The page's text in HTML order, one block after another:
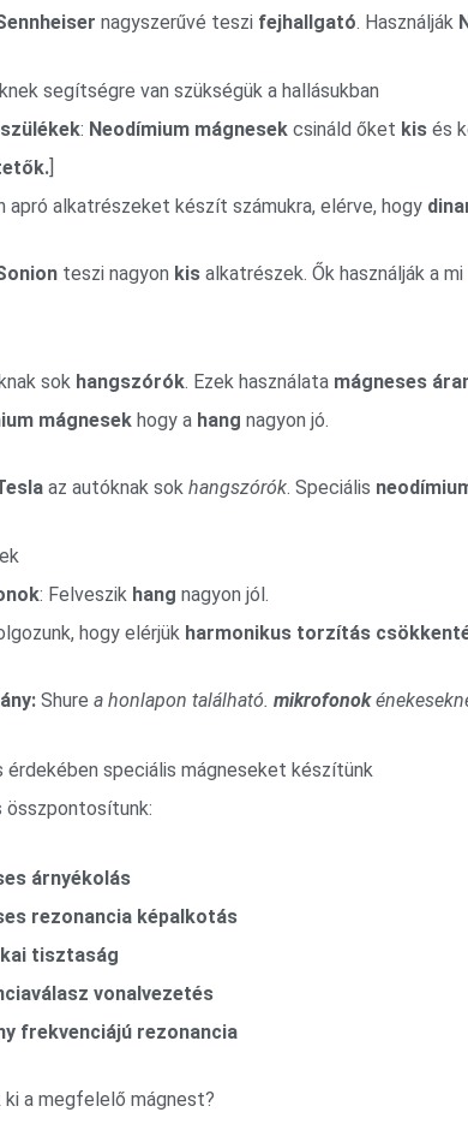
nagyszerűvé teszi fejhallgató. Használják
segítségre van szükségük a hallásukban
: Neodímium mágnesek csináld őket kis és
]
apró alkatrészeket készít számukra, elérve, hogy
teszi nagyon kis alkatrészek. Ők használják a mi
sok hangszórók. Ezek használata mágneses
mágnesek hogy a hang nagyon jó.
az autóknak sok hangszórók. Speciális
: Felveszik hang nagyon jól.
hogy elérjük harmonikus torzítás
Shure a honlapon található. mikrofonok
érdekében speciális mágneseket készítünk
összpontosítunk:
árnyékolás
rezonancia képalkotás
tisztaság
vonalvezetés
frekvenciájú rezonancia
ki a megfelelő mágnest?